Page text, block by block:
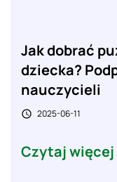
Jak dobrać
dziecka?
nauczycieli
 2025-06-11
Czytaj więcej